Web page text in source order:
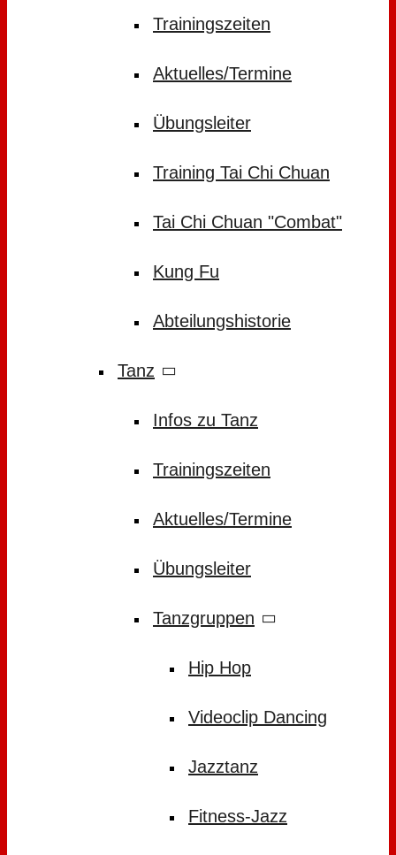
Trainingszeiten
Aktuelles/Termine
Übungsleiter
Training Tai Chi Chuan
Tai Chi Chuan "Combat"
Kung Fu
Abteilungshistorie
Tanz
Infos zu Tanz
Trainingszeiten
Aktuelles/Termine
Übungsleiter
Tanzgruppen
Hip Hop
Videoclip Dancing
Jazztanz
Fitness-Jazz